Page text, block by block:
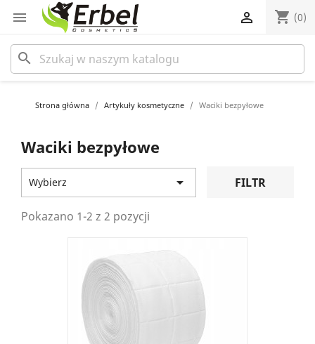
 shopping_cart (0)

search
Strona główna Artykuły kosmetyczne Waciki bezpyłowe
Waciki bezpyłowe
Wybierz  FILTR
Pokazano 1-2 z 2 pozycji